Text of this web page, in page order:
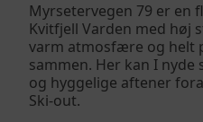
Myrsetervegen 79 er en
Kvitfjell Varden med høj
varm atmosfære og helt
sammen. Her kan I
og hyggelige aftener
Ski-out.